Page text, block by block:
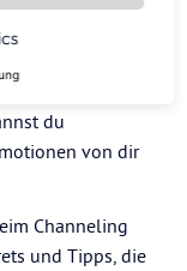
Das
du
von dir
Channeling
und Tipps, die